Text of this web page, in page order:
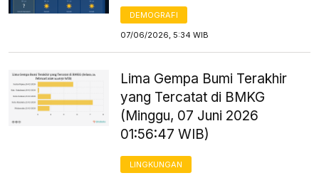
DEMOGRAFI
07/06/2026, 5:34 WIB
Lima Gempa Bumi Terakhir
yang Tercatat di BMKG
(Minggu, 07 Juni 2026
01:56:47 WIB)
LINGKUNGAN